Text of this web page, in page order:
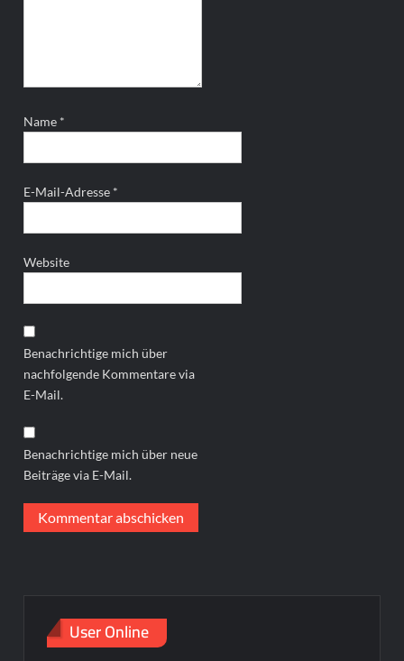
Name *
E-Mail-Adresse *
Website
Benachrichtige mich über
nachfolgende Kommentare via
E-Mail.
Benachrichtige mich über neue
Beiträge via E-Mail.
User Online